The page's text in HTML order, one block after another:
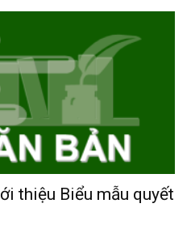
thiệu Biểu mẫu quyết